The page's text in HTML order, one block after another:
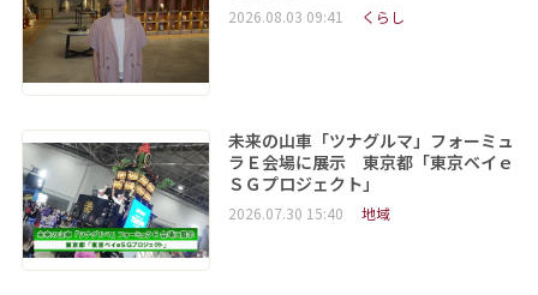
2026.08.03 09:41 くらし
未来の山車「ツナグルマ」フォーミュ
ラＥ会場に展示 東京都「東京ベイｅ
ＳＧプロジェクト」
2026.07.30 15:40 地域